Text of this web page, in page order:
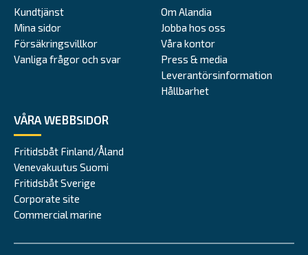
Kundtjänst
Mina sidor
Försäkringsvillkor
Vanliga frågor och svar
Om Alandia
Jobba hos oss
Våra kontor
Press & media
Leverantörsinformation
Hållbarhet
VÅRA WEBBSIDOR
Fritidsbåt Finland/Åland
Venevakuutus Suomi
Fritidsbåt Sverige
Corporate site
Commercial marine